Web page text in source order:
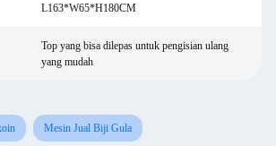
L163*W65*H180CM
Top yang bisa dilepas untuk pengisian ulang
yang mudah
Mesin Jual Biji Gula